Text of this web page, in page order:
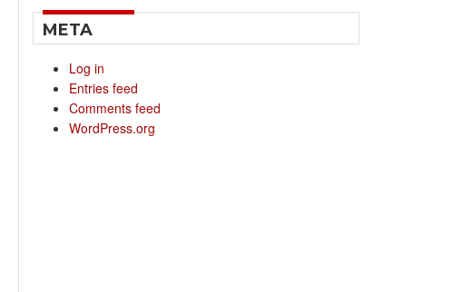
META
Log in
Entries feed
Comments feed
WordPress.org